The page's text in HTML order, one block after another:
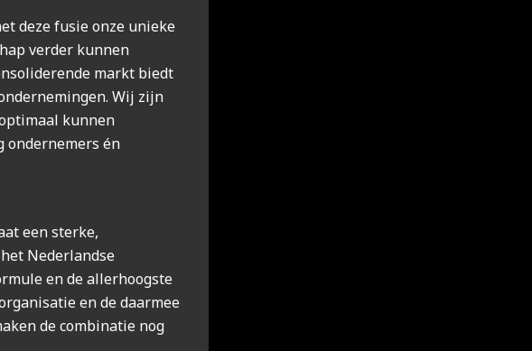
deze fusie onze unieke
verder kunnen
markt biedt
Wij zijn
kunnen
ondernemers én
een sterke,
Nederlandse
en de allerhoogste
en de daarmee
de combinatie nog